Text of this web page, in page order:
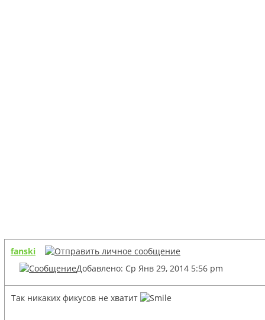
fanski
Добавлено: Ср Янв 29, 2014 5:56 pm
Так никаких фикусов не хватит